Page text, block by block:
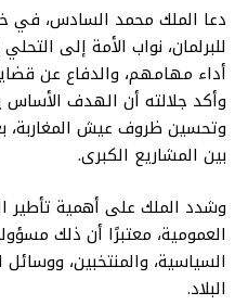
دعا الملك محمد السادس، في
للبرلمان، نواب الأمة إلى
أداء مهامهم، والدفاع عن
وأكد جلالته أن الهدف الأساس
وتحسين ظروف عيش المغاربة،
بين المشاريع الكبرى.
وشدد الملك على أهمية تأطير
العمومية، معتبرًا أن ذلك
السياسية، والمنتخبين،
البلاد.